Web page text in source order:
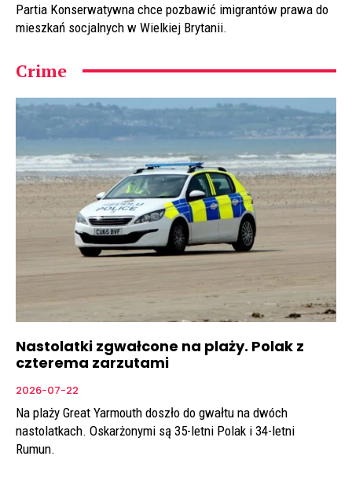
Partia Konserwatywna chce pozbawić imigrantów prawa do
mieszkań socjalnych w Wielkiej Brytanii.
Crime
Nastolatki zgwałcone na plaży. Polak z
czterema zarzutami
2026-07-22
Na plaży Great Yarmouth doszło do gwałtu na dwóch
nastolatkach. Oskarżonymi są 35-letni Polak i 34-letni
Rumun.